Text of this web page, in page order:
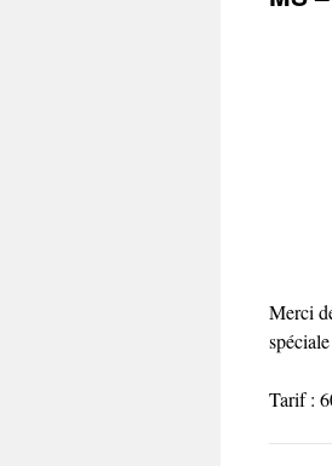
Merci
Tarif :